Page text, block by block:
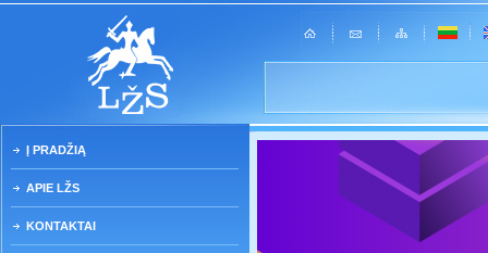
Į PRADŽIĄ
APIE LŽS
KONTAKTAI